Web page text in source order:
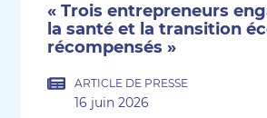
« Trois entrepreneurs
la santé et la transition
récompensés »
ARTICLE DE PRESSE
16 juin 2026